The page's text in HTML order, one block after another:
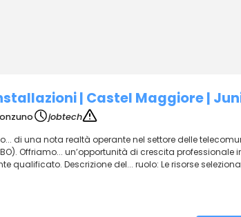
| Castel Maggiore |
jobtech
di una nota realtà operante nel settore delle
Offriamo... un’opportunità di crescita professionale
qualificato. Descrizione del... ruolo: Le risorse